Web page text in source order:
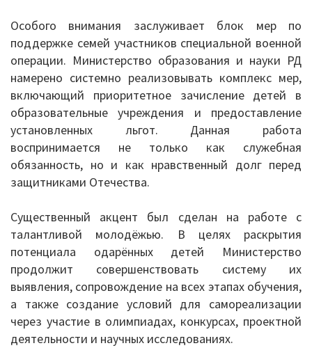
РИС ЭОД
Программа развития
Августовские доклады
Психолого-педагогический класс
Дистанционное образование
Перечень информационных систем
Всероссийская олимпиада школьников
Деятельность
Школа Минпроса России
Особого внимания заслуживает блок мер по
поддержке семей участников специальной военной
операции. Министерство образования и науки РД
намерено системно реализовывать комплекс мер,
включающий приоритетное зачисление детей в
образовательные учреждения и предоставление
установленных льгот. Данная работа
воспринимается не только как служебная
обязанность, но и как нравственный долг перед
защитниками Отечества.
Существенный акцент был сделан на работе с
талантливой молодёжью. В целях раскрытия
потенциала одарённых детей Министерство
продолжит совершенствовать систему их
выявления, сопровождение на всех этапах обучения,
а также создание условий для самореализации
через участие в олимпиадах, конкурсах, проектной
деятельности и научных исследованиях.